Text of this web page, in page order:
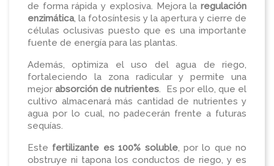
de forma rápida y explosiva. Mejora la regulación
enzimática, la fotosíntesis y la apertura y cierre de
células oclusivas puesto que es una importante
fuente de energía para las plantas.
Además, optimiza el uso del agua de riego,
fortaleciendo la zona radicular y permite una
mejorabsorción de nutrientes. Es por ello, que el
cultivo almacenará más cantidad de nutrientes y
agua por lo cual, no padecerán frente a futuras
sequías.
Este fertilizante es 100% soluble, por lo que no
obstruye ni tapona los conductos de riego, y es